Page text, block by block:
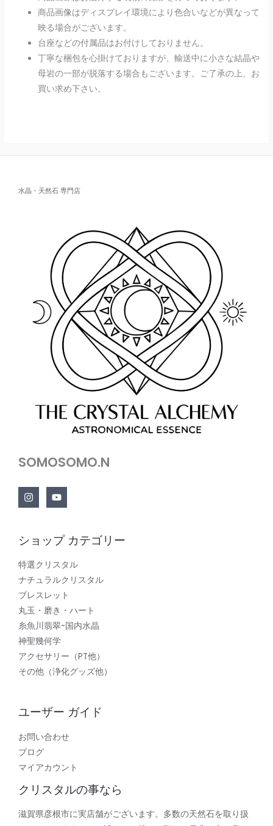
商品画像はディスプレイ環境により色合いなどが異なって
映る場合がございます。
台座などの付属品はお付けしておりません。
丁寧な梱包を心掛けておりますが、輸送中に小さな結晶や
母岩の一部が脱落する場合もございます。ご了承の上、お
買い求め下さい。
水晶・天然石 専門店
SOMOSOMO.N
ショップ カテゴリー
特選クリスタル
ナチュラルクリスタル
ブレスレット
丸玉・磨き・ハート
糸魚川翡翠-国内水晶
神聖幾何学
アクセサリー（PT他）
その他（浄化グッズ他）
ユーザー ガイド
お問い合わせ
ブログ
マイアカウント
クリスタルの事なら
滋賀県彦根市に実店舗がございます。多数の天然石を取り扱